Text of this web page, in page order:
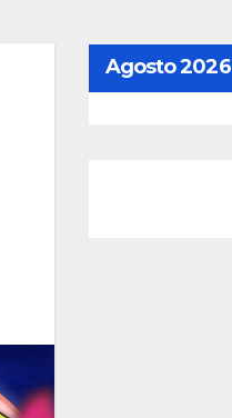
Agosto 2026